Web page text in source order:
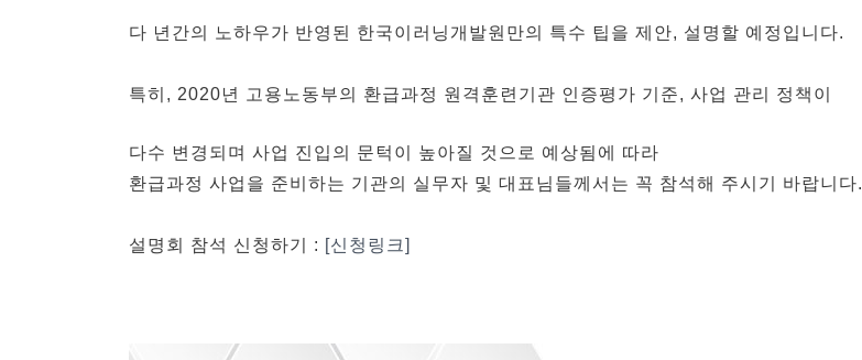
다 년간의 노하우가 반영된 한국이러닝개발원만의 특수 팁을 제안, 설명할 예정입니다.
특히, 2020년 고용노동부의 환급과정 원격훈련기관 인증평가 기준, 사업 관리 정책이
다수 변경되며 사업 진입의 문턱이 높아질 것으로 예상됨에 따라
환급과정 사업을 준비하는 기관의 실무자 및 대표님들께서는 꼭 참석해 주시기 바랍니다.
설명회 참석 신청하기 : [신청링크]